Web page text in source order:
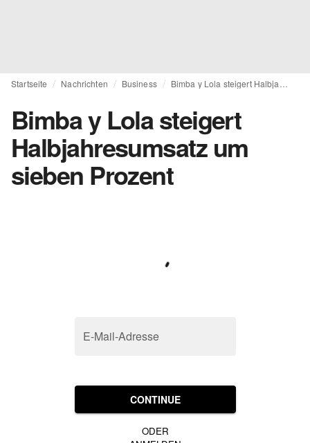
Startseite Nachrichten Business
Bimba y Lola steigert
Halbjahresumsatz um
sieben Prozent
E-Mail-Adresse
CONTINUE
ODER